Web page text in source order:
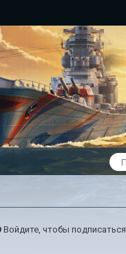
Войдите, чтобы подписаться